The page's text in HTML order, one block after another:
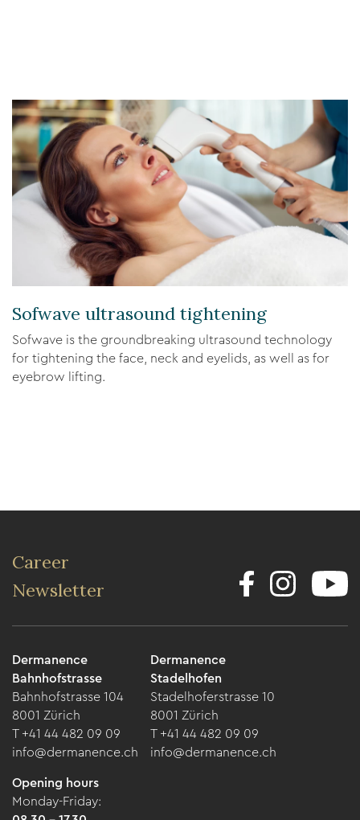
Sofwave ultrasound tightening
Sofwave is the groundbreaking ultrasound technology
for tightening the face, neck and eyelids, as well as for
eyebrow lifting.
Career
Newsletter
Dermanence
Bahnhofstrasse
Bahnhofstrasse 104
8001 Zürich
T +41 44 482 09 09
info@dermanence.ch
Dermanence
Stadelhofen
Stadelhoferstrasse 10
8001 Zürich
T +41 44 482 09 09
info@dermanence.ch
Opening hours
Monday-Friday: